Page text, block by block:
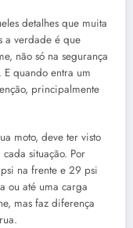
detalhes que muita
a verdade é que
não só na segurança
quando entra um
principalmente
moto, deve ter visto
situação. Por
na frente e 29 psi
ou até uma carga
mas faz diferença